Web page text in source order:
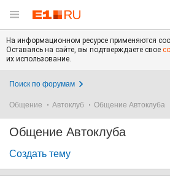
На информационном ресурсе применяются
Оставаясь на сайте, вы подтверждаете свое
их использование.
Поиск по форумам
Общение Автоклуб Общение Автоклуба
Общение Автоклуба
Создать тему